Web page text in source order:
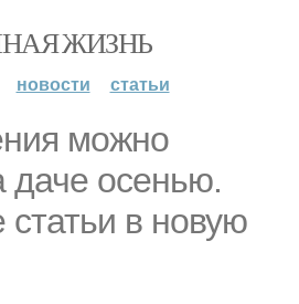
ЖИЗНЬ
новости статьи
можно
даче осенью.
в новую